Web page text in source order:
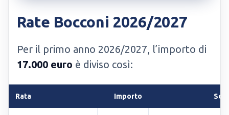
Rate Bocconi 2026/2027
Per il primo anno 2026/2027, l’importo di
17.000 euro è diviso così:
Rata Importo